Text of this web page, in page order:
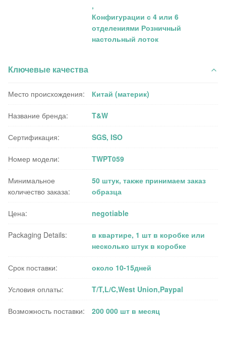
,
Конфигурации с 4 или 6
отделениями Розничный
настольный лоток
Ключевые качества
Место происхождения: Китай (материк)
Название бренда: T&W
Сертификация: SGS, ISO
Номер модели: TWPT059
Минимальное
количество заказа:
50 штук, также принимаем заказ
образца
Цена: negotiable
Packaging Details:
в квартире, 1 шт в коробке или
несколько штук в коробке
Срок поставки: около 10-15дней
Условия оплаты: T/T,L/C,West Union,Paypal
Возможность поставки: 200 000 шт в месяц